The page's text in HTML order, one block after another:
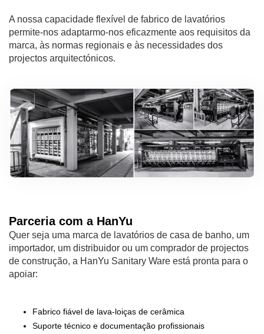
A nossa capacidade flexível de fabrico de lavatórios
permite-nos adaptarmo-nos eficazmente aos requisitos da
marca, às normas regionais e às necessidades dos
projectos arquitectónicos.
Parceria com a HanYu
Quer seja uma marca de lavatórios de casa de banho, um
importador, um distribuidor ou um comprador de projectos
de construção, a HanYu Sanitary Ware está pronta para o
apoiar:
Fabrico fiável de lava-loiças de cerâmica
Suporte técnico e documentação profissionais